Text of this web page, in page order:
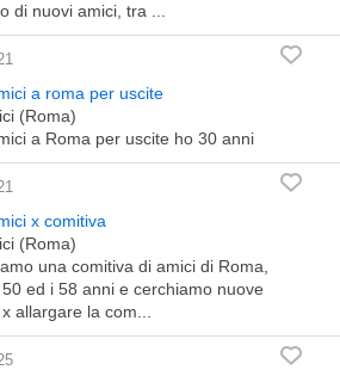
di nuovi amici, tra ...
a roma per uscite
(Roma)
a Roma per uscite ho 30 anni
x comitiva
(Roma)
una comitiva di amici di Roma,
ed i 58 anni e cerchiamo nuove
allargare la com...